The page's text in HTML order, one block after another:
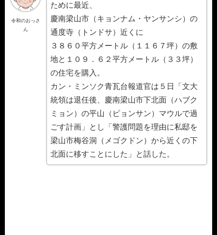
令和のおっさ
ん
ために最近、
慶南梁山市（キョンナム・ヤンサンシ）の
通度寺（トンドサ）近くに
３８６０平方メートル（１１６７坪）の敷
地と１０９．６２平方メートル（３３坪）
の住宅を購入。
カン・ミンソク青瓦台報道官は５日「文大
統領は退任後、慶南梁山市下北面（ハブク
ミョン）の平山（ピョンサン）マウルで過
ごす計画」とし「警護問題を理由に私邸を
梁山市梅谷洞（メゴクドン）から近くの下
北面に移すことにした」と話した。